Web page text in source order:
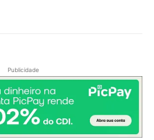
Publicidade